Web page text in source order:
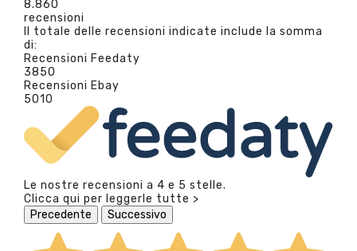
8.860
recensioni
Il totale delle recensioni indicate include la somma
di:
Recensioni Feedaty
3850
Recensioni Ebay
5010
Le nostre recensioni a 4 e 5 stelle.
Clicca qui per leggerle tutte >
Precedente
Successivo